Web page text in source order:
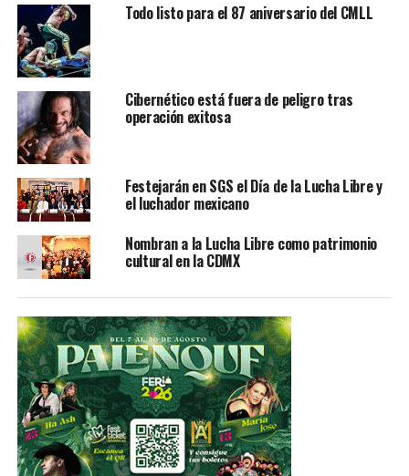
NO TE PIERDAS
¡Francia es bicampeón del mundo!
Todo listo para el 87 aniversario del CMLL
Cibernético está fuera de peligro tras
operación exitosa
Festejarán en SGS el Día de la Lucha Libre y
el luchador mexicano
Nombran a la Lucha Libre como patrimonio
cultural en la CDMX